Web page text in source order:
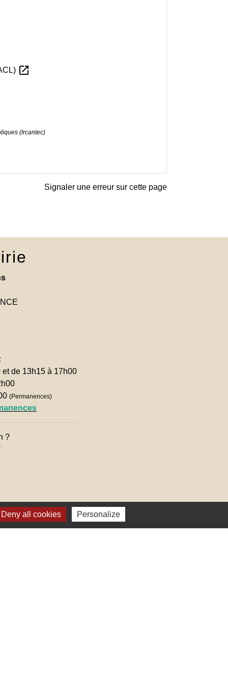
open_in_new
(Ircantec)
Signaler une erreur sur cette page
et de 13h15 à 17h00
(Permanences)
?
Deny all cookies Personalize